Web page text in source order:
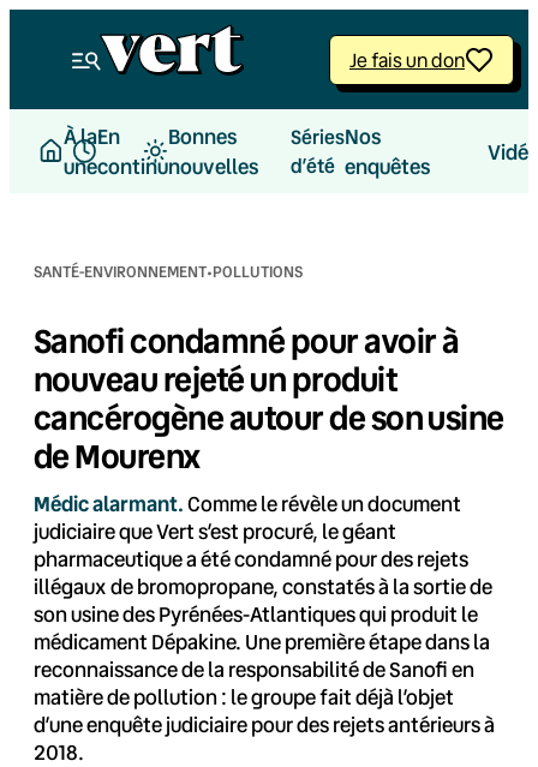
Je fais un don
À la
une
En
continu
Bonnes
nouvelles
Séries
d’été
Nos
enquêtes
SANTÉ-ENVIRONNEMENT·POLLUTIONS
Sanofi condamné pour avoir à
nouveau rejeté un produit
cancérogène autour de son usine
de Mourenx
Médic alarmant.Comme le révèle un document
judiciaire que Vert s’est procuré, le géant
pharmaceutique a été condamné pour des rejets
illégaux de bromopropane, constatés à la sortie de
son usine des Pyrénées-Atlantiques qui produit le
médicament Dépakine. Une première étape dans la
reconnaissance de la responsabilité de Sanofi en
matière de pollution : le groupe fait déjà l’objet
d’une enquête judiciaire pour des rejets antérieurs à
2018.